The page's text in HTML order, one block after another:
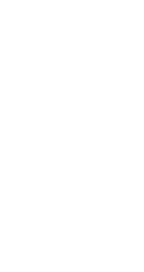
sử dụng tại nhiều địa công
quả quản lý lưu lượng xe,
và hạn chế tình trạng
tiết phương tiện của cư
cao an ninh và tạo môi